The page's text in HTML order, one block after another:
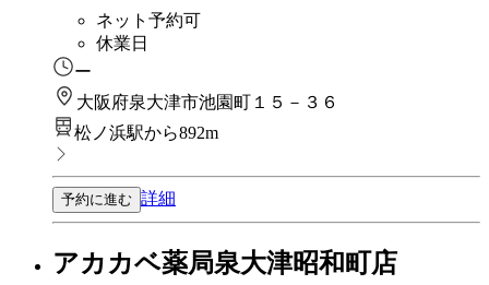
ネット予約可
休業日
ー
大阪府泉大津市池園町１５－３６
松ノ浜駅から892m
予約に進む 詳細
アカカベ薬局泉大津昭和町店